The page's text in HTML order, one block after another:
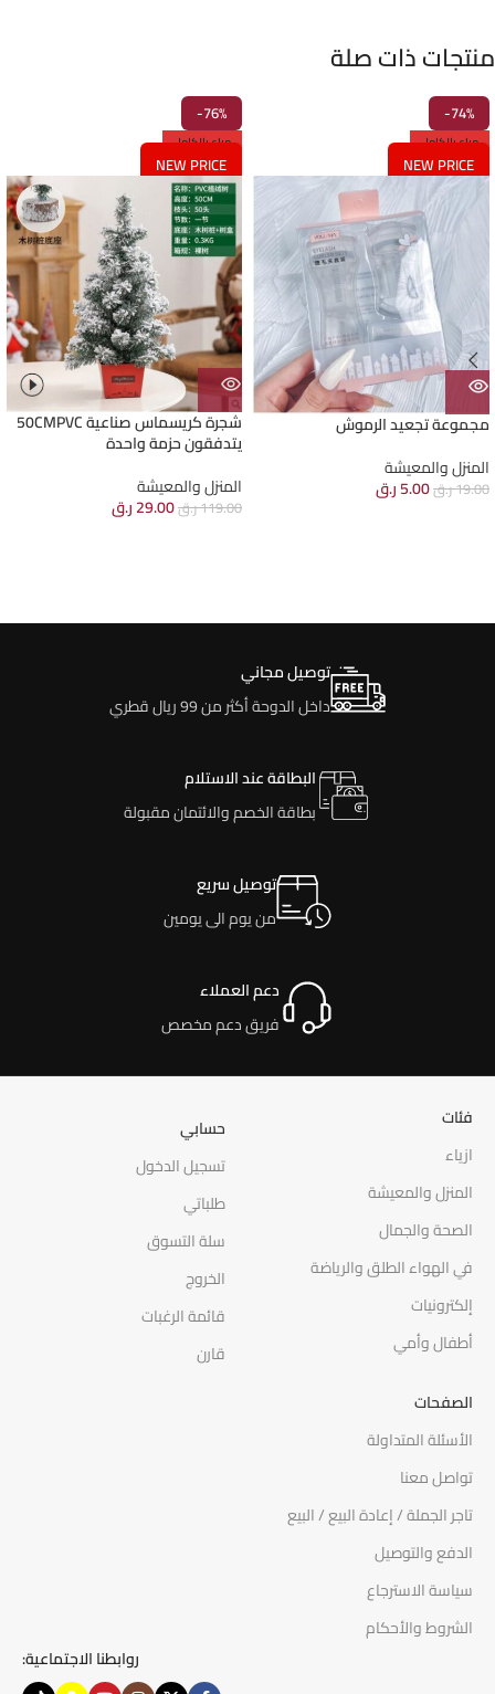
منتجات ذات صلة
-74%
مباع بالكامل
NEW PRICE
مجموعة تجعيد الرموش
المنزل والمعيشة
19.00ر.ق5.00ر.ق
-76%
مباع بالكامل
NEW PRICE
شجرة كريسماس صناعية 50CMPVC
يتدفقون حزمة واحدة
المنزل والمعيشة
119.00ر.ق29.00ر.ق
توصيل مجاني
داخل الدوحة أكثر من 99 ريال قطري
البطاقة عند الاستلام
بطاقة الخصم والائتمان مقبولة
توصيل سريع
من يوم الى يومين
دعم العملاء
فريق دعم مخصص
فئات
ازياء
المنزل والمعيشة
الصحة والجمال
في الهواء الطلق والرياضة
إلكترونيات
أطفال وأمي
حسابي
تسجيل الدخول
طلباتي
سلة التسوق
الخروج
قائمة الرغبات
قارن
الصفحات
الأسئلة المتداولة
تواصل معنا
تاجر الجملة / إعادة البيع / البيع
الدفع والتوصيل
سياسة الاسترجاع
الشروط والأحكام
روابطنا الاجتماعية: